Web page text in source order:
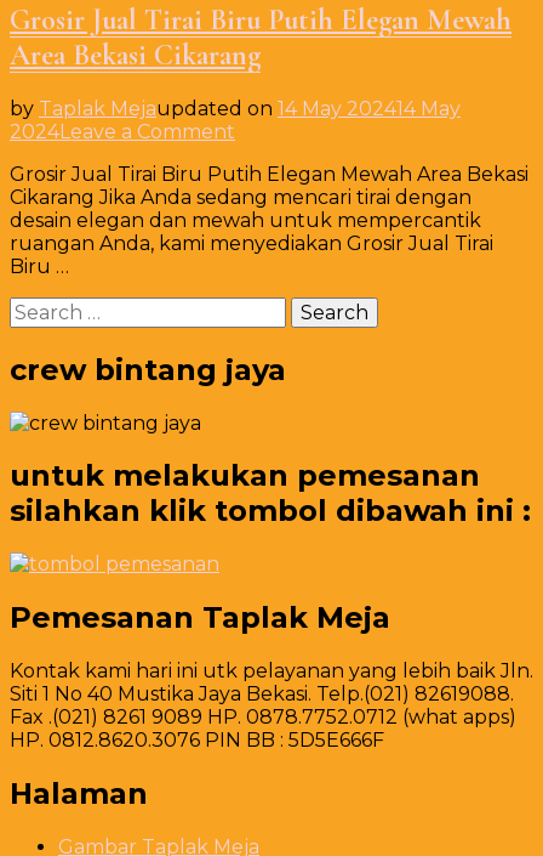
Grosir Jual Tirai Biru Putih Elegan Mewah
Area Bekasi Cikarang
by Taplak Mejaupdated on 14 May 202414 May
2024Leave a Comment
Jual
Tirai
Biru
Putih
Cikarang
Grosir Jual Tirai Biru Putih Elegan Mewah Area Bekasi
Cikarang Jika Anda sedang mencari tirai dengan
desain elegan dan mewah untuk mempercantik
ruangan Anda, kami menyediakan Grosir Jual Tirai
Biru …
Search
for:
crew bintang jaya
untuk melakukan pemesanan
silahkan klik tombol dibawah ini :
Pemesanan Taplak Meja
Kontak kami hari ini utk pelayanan yang lebih baik Jln.
Siti 1 No 40 Mustika Jaya Bekasi. Telp.(021) 82619088.
Fax .(021) 8261 9089 HP. 0878.7752.0712 (what apps)
HP. 0812.8620.3076 PIN BB : 5D5E666F
Halaman
Gambar Taplak Meja